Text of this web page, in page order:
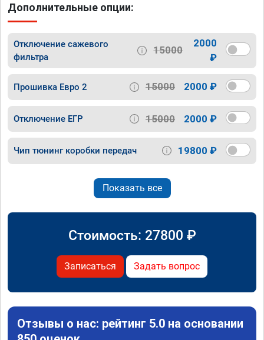
Дополнительные опции:
Отключение сажевого
фильтра
15000
2000
₽
Прошивка Евро 2 15000 2000 ₽
Отключение ЕГР 15000 2000 ₽
Чип тюнинг коробки передач 19800 ₽
Показать все
Стоимость: 27800 ₽
Записаться Задать вопрос
Отзывы о нас: рейтинг 5.0 на основании